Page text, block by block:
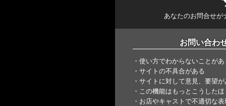
あなたのお問合せが
お問い合わ
・使い方でわからないことが
・サイトの不具合がある
・サイトに対して意見、要望が
・この機能はもっとこうした
・お店やキャストで不適切な